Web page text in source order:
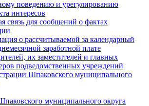
поведению и урегулированию
интересов
связь для сообщений о фактах
о рассчитываемой за календарный
заработной плате
их заместителей и главных
подведомственных учреждений
Шпаковского муниципального
муниципального округа